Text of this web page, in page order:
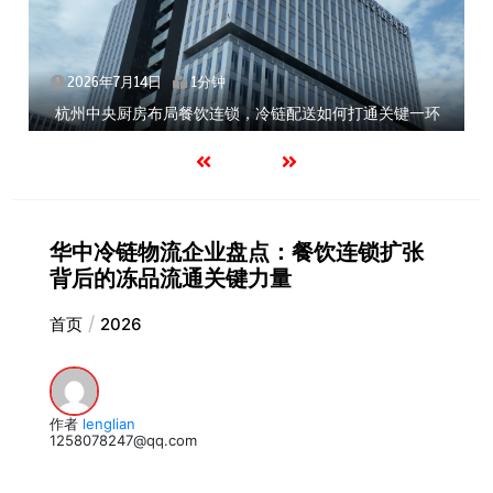
送如何打通关键一环
2026年7月14日 1分钟
北京餐饮企业如何选择冷链公司？
华中冷链物流企业盘点：餐饮连锁扩张
背后的冻品流通关键力量
首页 2026
作者 lenglian
1258078247@qq.com